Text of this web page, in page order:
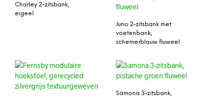
Charley 2-zitsbank,
eigeel
Juno 2-zitsbank met
voetenbank,
schemerblauw fluweel
Samona 3-zitsbank,